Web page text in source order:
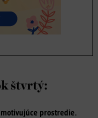
Plánujte čo
pretože ste si
uvedomili, že by
štvrtý:
prostredie.